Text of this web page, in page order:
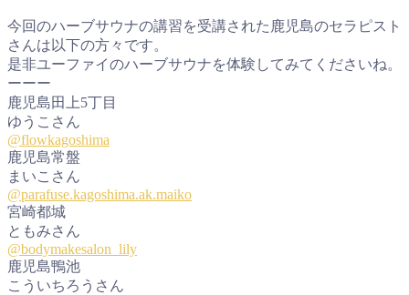
今回のハーブサウナの講習を受講された鹿児島のセラピスト
さんは以下の方々です。
是非ユーファイのハーブサウナを体験してみてくださいね。
ーーー
鹿児島田上5丁目
ゆうこさん
@flowkagoshima
鹿児島常盤
まいこさん
@parafuse.kagoshima.ak.maiko
宮崎都城
ともみさん
@bodymakesalon_lily
鹿児島鴨池
こういちろうさん